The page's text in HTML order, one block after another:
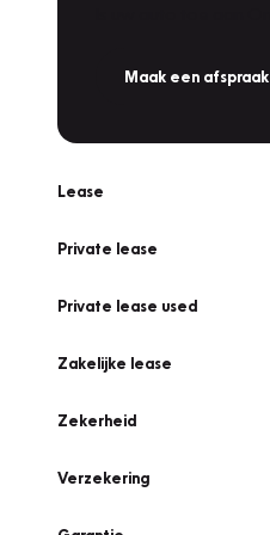
Maak een afspraak
Lease
Private lease
Private lease used
Zakelijke lease
Zekerheid
Verzekering